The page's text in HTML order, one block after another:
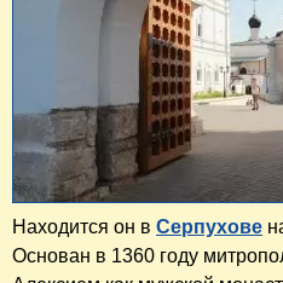
Находится он в Серпухове
Основан в 1360 году